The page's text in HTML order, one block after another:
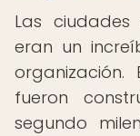
Las
eran un
fueron
segundo